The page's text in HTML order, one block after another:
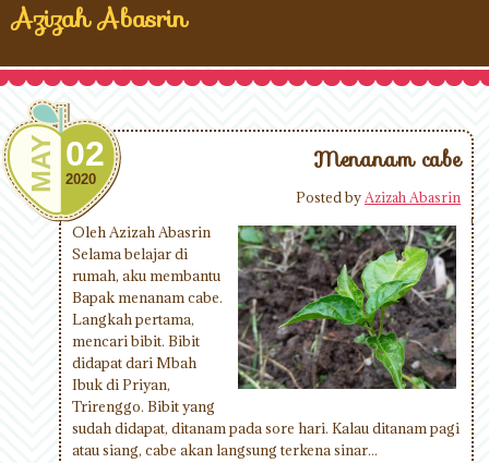
Azizah Abasrin
Menanam cabe
MAY 02
2020
Posted by Azizah Abasrin
Oleh Azizah Abasrin
Selama belajar di
rumah, aku membantu
Bapak menanam cabe.
Langkah pertama,
mencari bibit. Bibit
didapat dari Mbah
Ibuk di Priyan,
Trirenggo. Bibit yang
sudah didapat, ditanam pada sore hari. Kalau ditanam pagi
atau siang, cabe akan langsung terkena sinar...